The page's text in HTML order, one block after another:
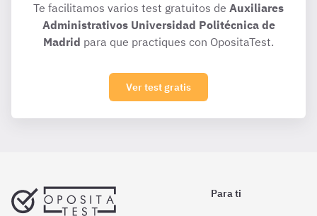
Te facilitamos varios test gratuitos de Auxiliares
Administrativos Universidad Politécnica de
Madrid para que practiques con OpositaTest.
Ver test gratis
Para ti